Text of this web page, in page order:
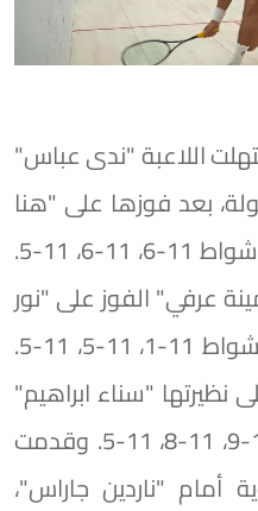
اللاعبة "ندى عباس"
بعد فوزها على "هنا
رمضان" بنتيجة 3-0، بواقع أشواط 11-6، 11-6، 11-5.
عرفي" الفوز على "نور
هيكل" بنتيجة 3-0، بواقع أشواط 11-1، 11-5، 11-5.
نظيرتها "سناء ابراهيم"
بنتيجة 3-0، بواقع أشواط11-9، 11-8، 11-5. وقدمت
"ناردين جاراس"،